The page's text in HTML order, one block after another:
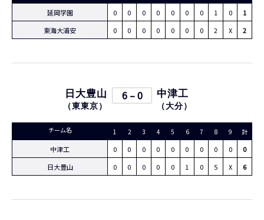
延岡学園 0 0 0 0 0 0 0 1 0
1
東海大浦安
0 0 0 0 0 0 0 2 X 2
日大豊山
（東東京 ）
6 – 0 中津工
（大分 ）
チーム名 1 2 3 4 5 6 7 8 9 計
中津工 0 0 0 0 0 0 0 0 0
0
日大豊山
0 0 0 0 0 1 0 5 X 6